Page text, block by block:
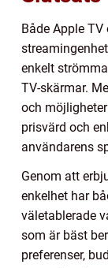
Både Apple
enkelt
TV-skärmar.
och
prisvärd och
användarens
Genom att
enkelhet har
väletablerade
som är bäst
preferenser,